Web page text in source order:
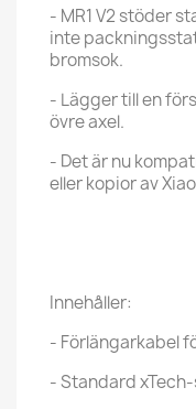
- MR1 V2 stöder
inte
bromsok.
- Lägger till en
övre axel.
- Det är nu
eller kopior av
Innehåller:
- Förlängarkabel
- Standard